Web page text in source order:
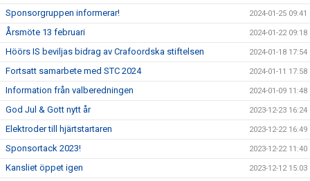
Sponsorgruppen informerar! 2024-01-25 09:41
Årsmöte 13 februari 2024-01-22 09:18
Höörs IS beviljas bidrag av Crafoordska stiftelsen 2024-01-18 17:54
Fortsatt samarbete med STC 2024 2024-01-11 17:58
Information från valberedningen 2024-01-09 11:48
God Jul & Gott nytt år 2023-12-23 16:24
Elektroder till hjärtstartaren 2023-12-22 16:49
Sponsortack 2023! 2023-12-22 11:40
Kansliet öppet igen 2023-12-12 15:03